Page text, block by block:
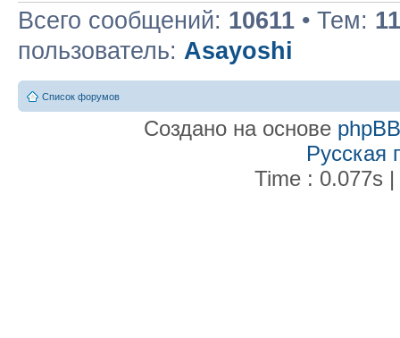
Всего сообщений: 10611 • Тем:
пользователь: Asayoshi
Список форумов
Создано на основе phpBB
Русская
Time : 0.077s